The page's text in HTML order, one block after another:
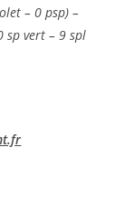
– 0 psp) –
sp vert – 9 spl